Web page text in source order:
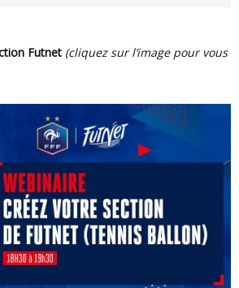
Futnet (cliquez sur l’image pour vous